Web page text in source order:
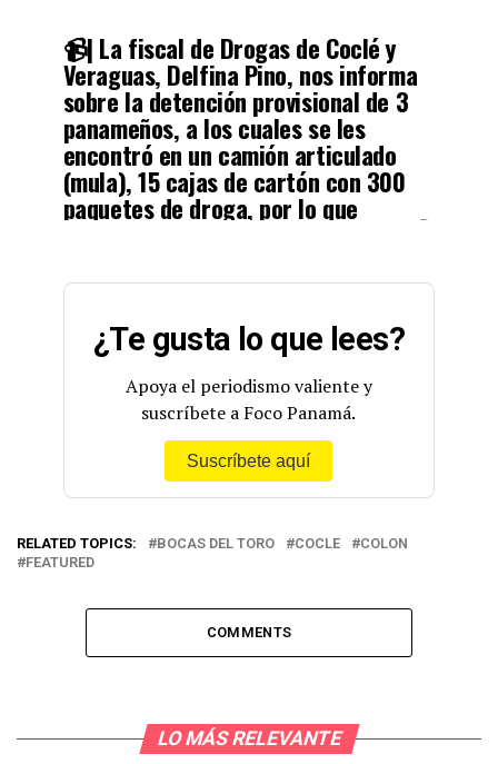
pic.twitter.com/M67gH4N3za
— Ministerio de Seguridad Pública de Panamá
(@MinSegPma)June 17, 2023
📹| La fiscal de Drogas de Coclé y
Veraguas, Delfina Pino, nos informa
sobre la detención provisional de 3
panameños, a los cuales se les
encontró en un camión articulado
(mula), 15 cajas de cartón con 300
paquetes de droga, por lo que
June 19, 2023¿Te gusta lo que lees?
Apoya el periodismo valiente y
suscríbete a Foco Panamá.
Suscríbete aquí
RELATED TOPICS: BOCAS DEL TORO COCLE
COLON
FEATURED
COMMENTS
LO MÁS RELEVANTE